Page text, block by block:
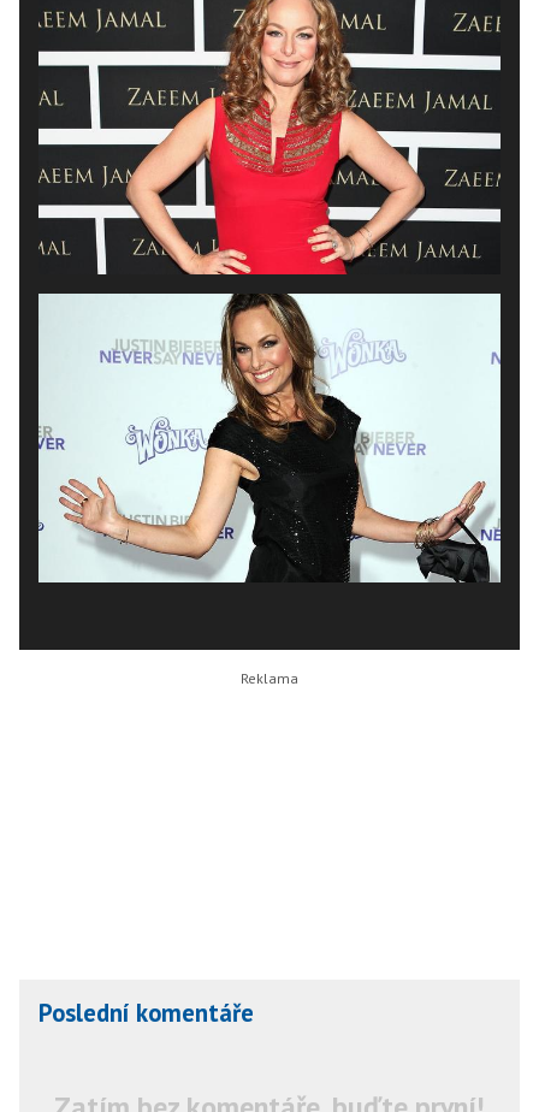
Poslední komentáře